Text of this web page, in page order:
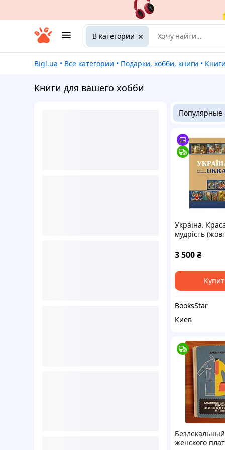
В категории
Bigl.ua • Все категории • Подарки, хобби, книги •
Книги для вашего хобби
Популярные
Україна.
мудрість
3 500₴
BooksStar
Киев
женского